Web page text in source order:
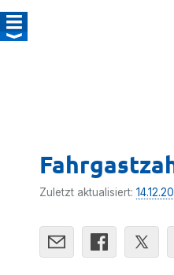
Zuletzt aktualisiert: